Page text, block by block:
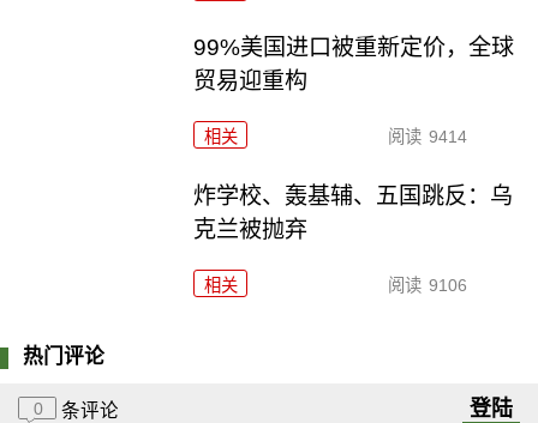
99%美国进口被重新定价，全球
贸易迎重构
相关 阅读 9414
炸学校、轰基辅、五国跳反：乌
克兰被抛弃
相关 阅读 9106
热门评论
0 条评论 登陆